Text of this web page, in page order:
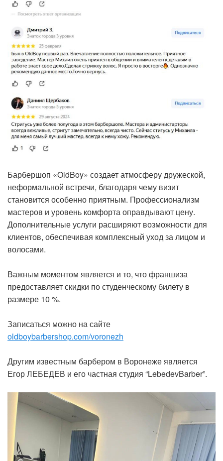
Барбершоп «OldBoy» создает атмосферу дружеской,
неформальной встречи, благодаря чему визит
становится особенно приятным. Профессионализм
мастеров и уровень комфорта оправдывают цену.
Дополнительные услуги расширяют возможности для
клиентов, обеспечивая комплексный уход за лицом и
волосами.
Важным моментом является и то, что франшиза
предоставляет скидки по студенческому билету в
размере 10 %.
Записаться можно на сайте
oldboybarbershop.com/voronezh
Другим известным барбером в Воронеже является
Егор ЛЕБЕДЕВ и его частная студия “LebedevBarber”.